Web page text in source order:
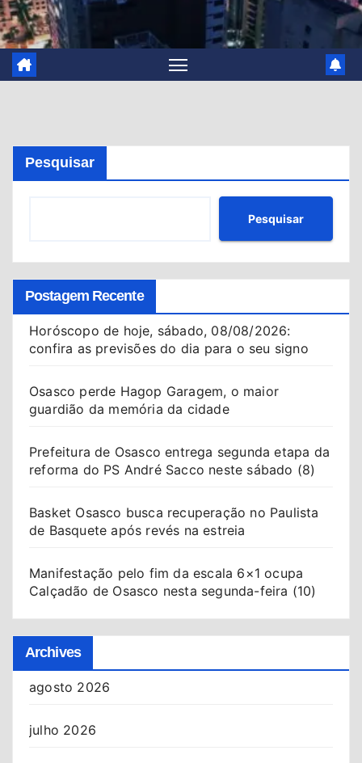
Pesquisar
Pesquisar
Postagem Recente
Horóscopo de hoje, sábado, 08/08/2026:
confira as previsões do dia para o seu signo
Osasco perde Hagop Garagem, o maior
guardião da memória da cidade
Prefeitura de Osasco entrega segunda etapa da
reforma do PS André Sacco neste sábado (8)
Basket Osasco busca recuperação no Paulista
de Basquete após revés na estreia
Manifestação pelo fim da escala 6×1 ocupa
Calçadão de Osasco nesta segunda-feira (10)
Archives
agosto 2026
julho 2026